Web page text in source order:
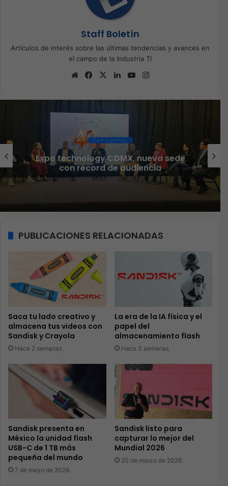
Staff Boletín
Artículos de interés sobre las últimas tendencias y avances en
el campo de la Industria TI
Sitio
Facebook
X LinkedInYouTube
sede
Ciberseguridad
Veeam nombra a
Country Manager para
PUBLICACIONES RELACIONADAS
Saca tu lado creativo y
almacena tus videos con
Sandisk y Crayola
Hace 2 semanas
La era de la IA física y el
papel del
almacenamiento flash
Hace 3 semanas
Sandisk presenta en
México la unidad flash
USB-C de 1 TB más
pequeña del mundo
7 de mayo de 2026
Sandisk listo para
capturar lo mejor del
Mundial 2026
20 de marzo de 2026